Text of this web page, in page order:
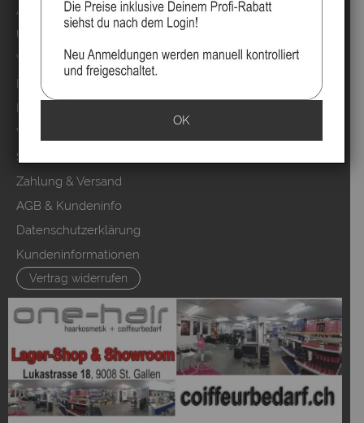
Anmelden
Über uns
Video`s
Marken
Mood Partner Programm
Video Salons Kunden
Sitemap
Zahlung & Versand
AGB & Kundeninfo
Datenschutzerklärung
Kundeninformationen
Vertrag widerrufen
OK